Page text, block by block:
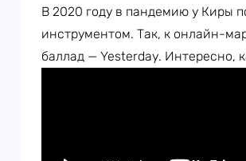
В 2020 году в пандемию у Киры
инструментом. Так, к онлайн-
баллад — Yesterday. Интересно,